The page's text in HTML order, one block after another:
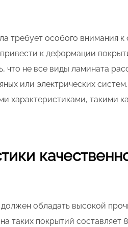
требует особого внимания
к деформации
не все виды ламината
или электрических
характеристиками, такими
обладать высокой
таких покрытий составляет